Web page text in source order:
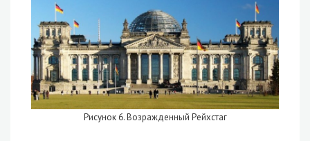
Рисунок 6. Возражденный Рейхстаг